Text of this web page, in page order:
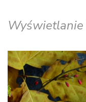
Wyświetlanie